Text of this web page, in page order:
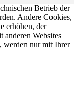
Betrieb der
Andere Cookies,
erhöhen, der
Websites
werden nur mit Ihrer